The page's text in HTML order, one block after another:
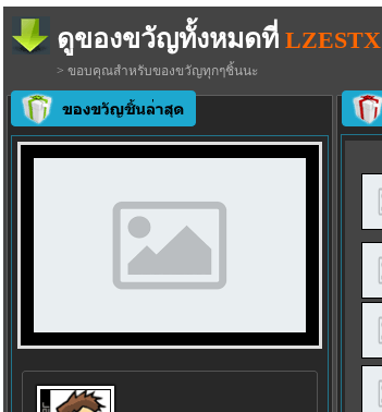
ดูของขวัญทั้งหมดที่ LZESTX
> ขอบคุณสำหรับของขวัญทุกๆชิ้นนะ